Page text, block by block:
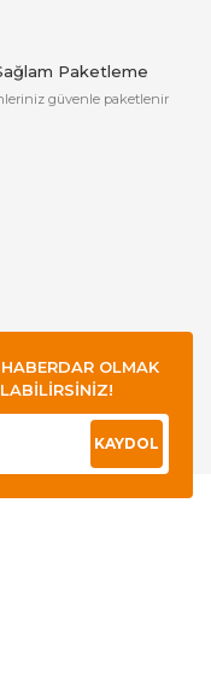
Paketleme
güvenle paketlenir
OLMAK
KAYDOL